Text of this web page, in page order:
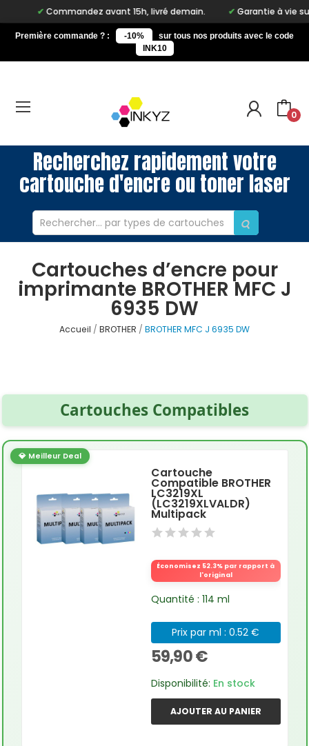
Commandez avant 15h, livré demain. Garantie à vie sur
Première commande ? : -10%
sur tous nos produits avec le code
INK10
0
Recherchez rapidement votre
cartouche d'encre ou toner laser
Cartouches d’encre pour
imprimante BROTHER MFC J
6935 DW
Accueil BROTHER BROTHER MFC J 6935 DW
Cartouches Compatibles
💎 Meilleur Deal
Cartouche
Compatible BROTHER
LC3219XL
(LC3219XLVALDR)
Multipack
Économisez 52.3% par rapport à
l'original
Quantité : 114 ml
Prix par ml : 0.52 €
59,90 €
Disponibilité: En stock
AJOUTER AU PANIER